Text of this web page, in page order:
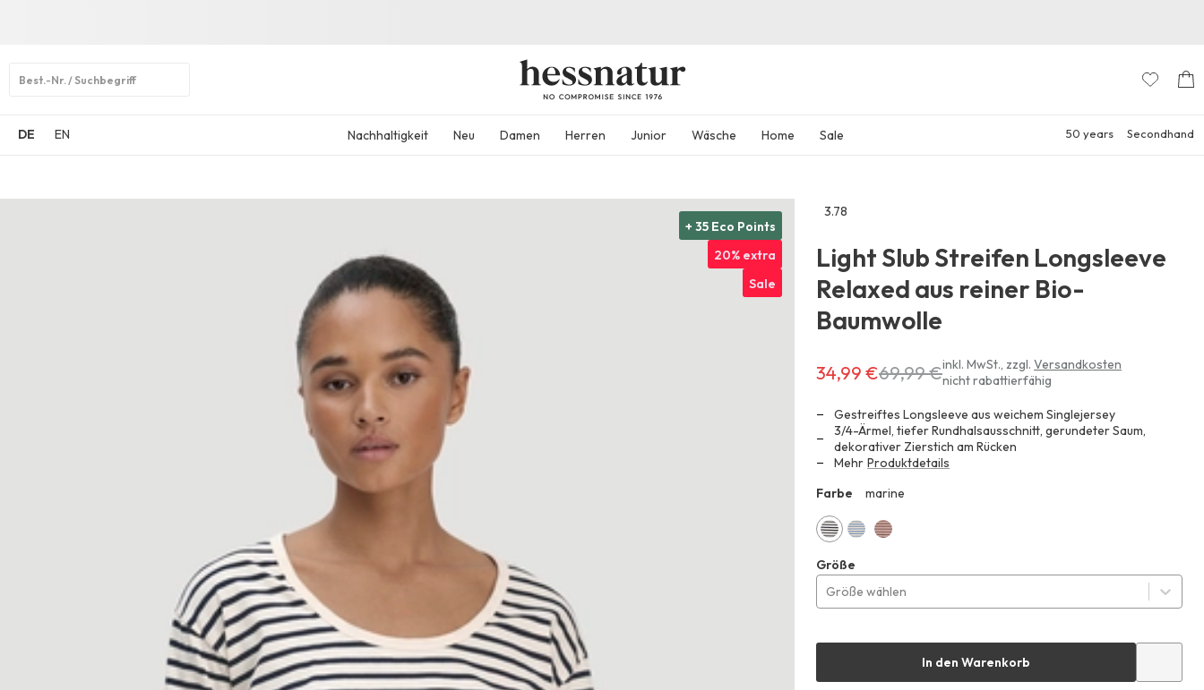
DE
EN Nachhaltigkeit Neu Damen Herren Junior Wäsche Home Sale 50 years Secondhand
+ 35 Eco Points
20% extra
Sale
Zu
Reviews
3.78
Light Slub Streifen Longsleeve
Relaxed aus reiner Bio-
Baumwolle
Erhältlich
für
anstatt
69,99 €
34,99 €69,99 €inkl. MwSt.,zzgl. Versandkosten
nicht rabattierfähig
Gestreiftes Longsleeve aus weichem Singlejersey
3/4-Ärmel, tiefer Rundhalsausschnitt, gerundeter Saum,
dekorativer Zierstich am Rücken
Mehr Produktdetails
Farbe
marine
Größe
Größe wählen
In den Warenkorb